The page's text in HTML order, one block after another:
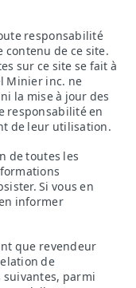
responsabilité
contenu de ce site.
sur ce site se fait à
Minier inc. ne
la mise à jour des
responsabilité en
de leur utilisation.
de toutes les
Si vous en
informer
que revendeur
de
parmi